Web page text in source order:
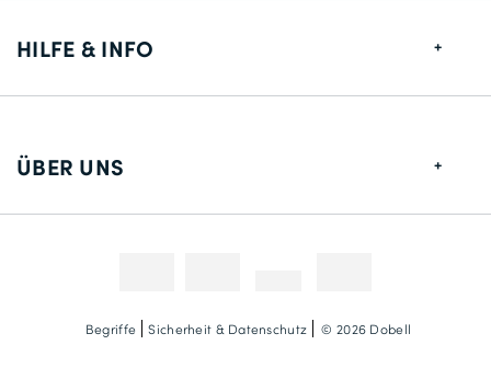
HILFE & INFO
Lieferung
ÜBER UNS
Fotokredit
Begriffe Sicherheit & Datenschutz © 2026 Dobell